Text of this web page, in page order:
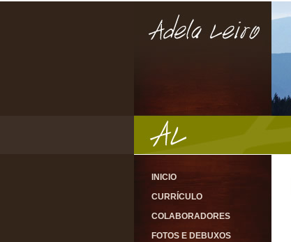
INICIO
CURRÍCULO
COLABORADORES
FOTOS E DEBUXOS